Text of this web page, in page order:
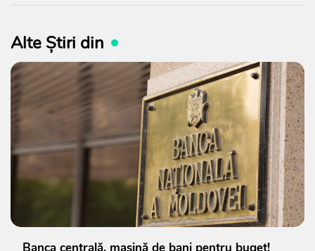
Alte Știri din